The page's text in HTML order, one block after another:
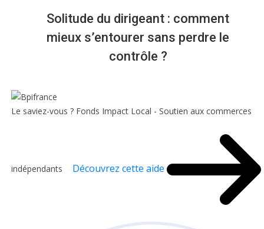
Solitude du dirigeant : comment
mieux s’entourer sans perdre le
contrôle ?
Le saviez-vous ? Fonds Impact Local - Soutien aux commerces
indépendants Découvrez cette aide